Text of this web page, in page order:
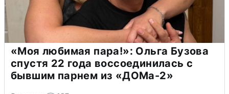
«Моя любимая пара!»: Ольга Бузова
спустя 22 года воссоединилась с
бывшим парнем из «ДОМа-2»